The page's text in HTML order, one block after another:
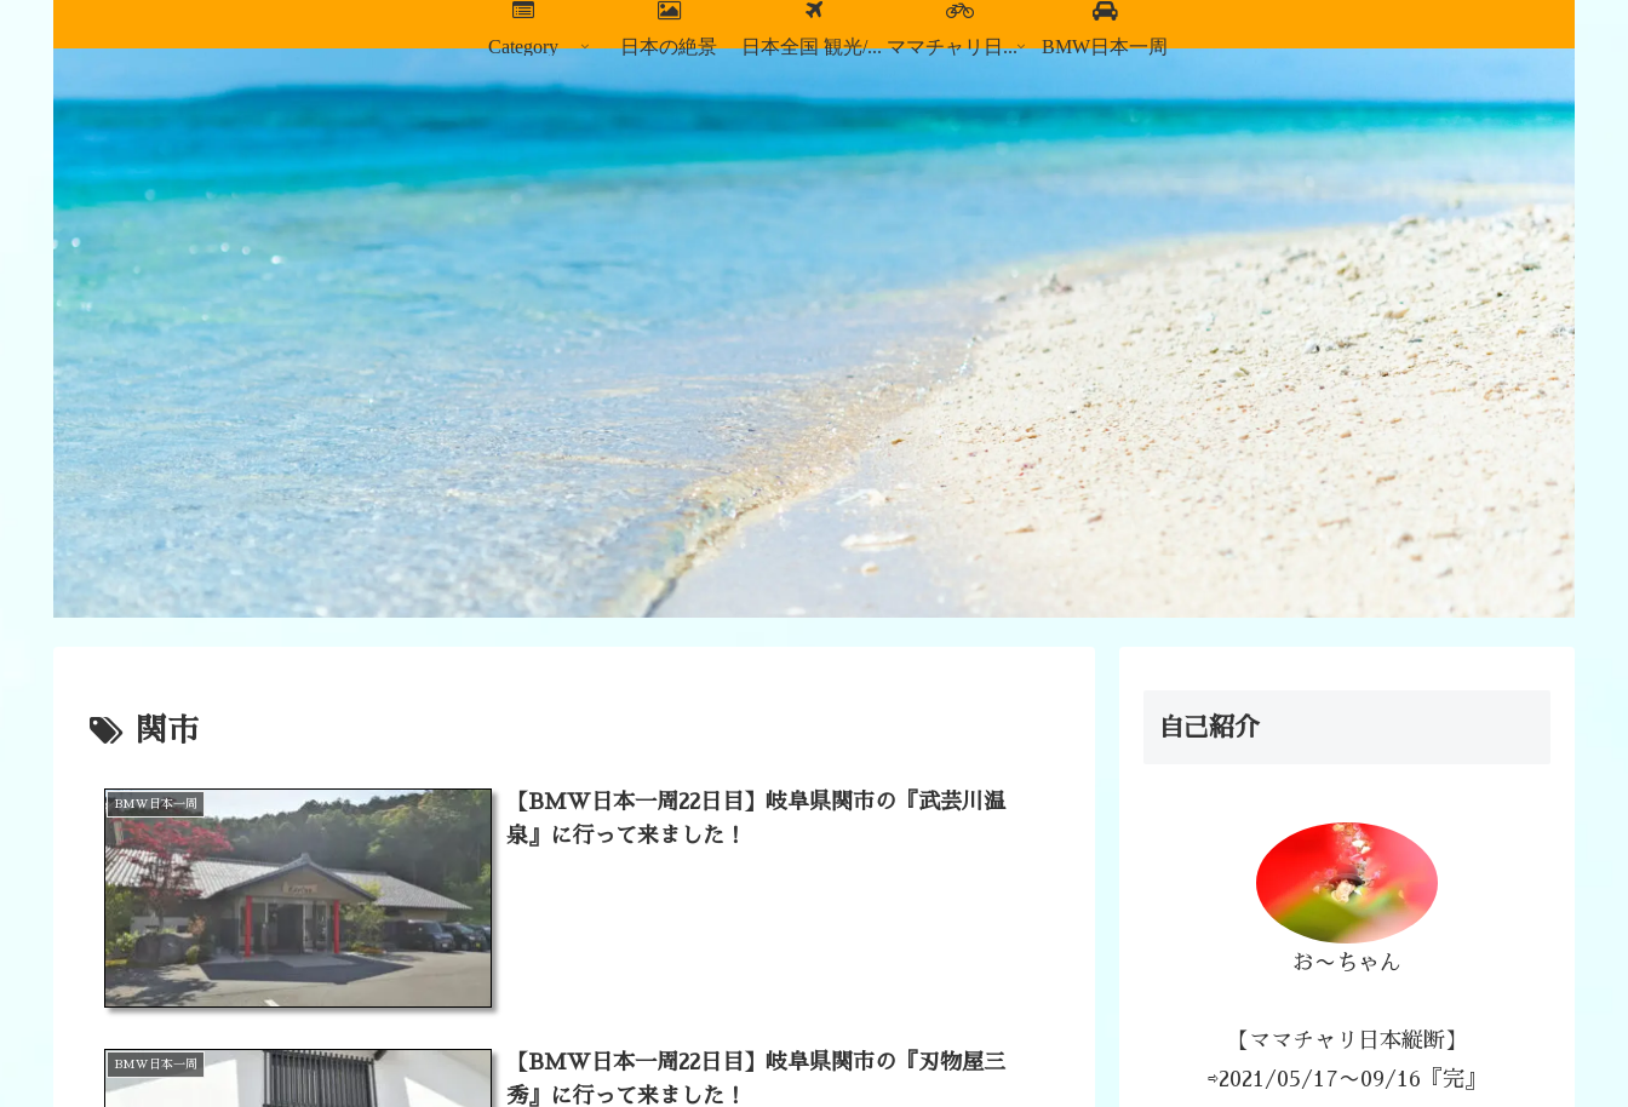
Category 日本の絶景 日本全国 観光/食事スポット ママチャリ日本縦断 BMW日本一周
関市
BMW日本一周
【BMW日本一周22日目】岐阜県関市の『武芸川温
泉』に行って来ました！
BMW日本一周
【BMW日本一周22日目】岐阜県関市の『刃物屋三
秀』に行って来ました！
自己紹介
お〜ちゃん
【ママチャリ日本縦断】
⇨2021/05/17〜09/16『完』